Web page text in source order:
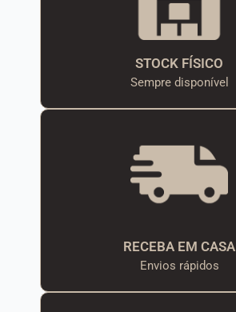
STOCK FÍSICO
Sempre disponível
RECEBA EM CASA
Envios rápidos